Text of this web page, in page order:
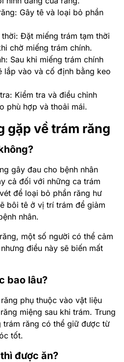
Gây tê và loại bỏ phần
Đặt miếng trám tạm thời
chờ miếng trám chính.
Sau khi miếng trám chính
lắp vào và cố định bằng keo
Kiểm tra và điều chỉnh
phù hợp và thoải mái.
gặp về trám răng
gây đau cho bệnh nhân
cả đối với những ca trám
để loại bỏ phần răng hư
bôi tê ở vị trí trám để giảm
nhân.
một số người có thể cảm
điều này sẽ biến mất
bao lâu?
phụ thuộc vào vật liệu
miệng sau khi trám. Trung
trám răng có thể giữ được từ
tốt.
được ăn?